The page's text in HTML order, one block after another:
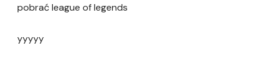
pobrać league of legends
yyyyy